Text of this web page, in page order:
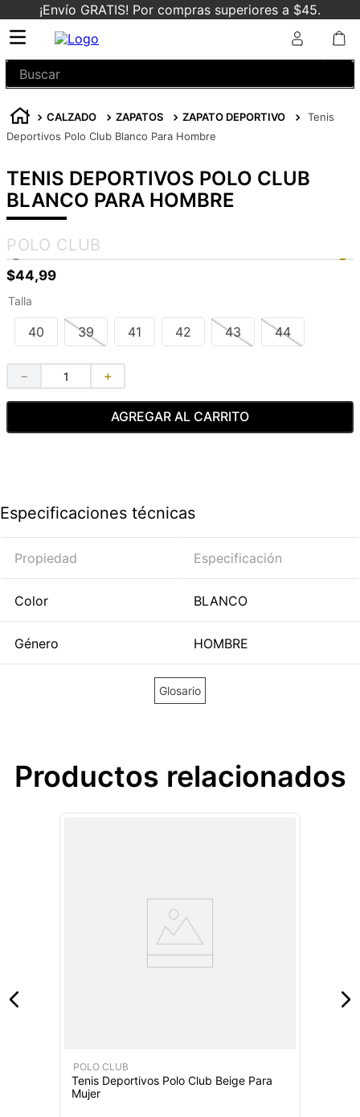
¡Envío GRATIS! Por compras superiores a $45.
Buscar
CALZADO ZAPATOS ZAPATO DEPORTIVO
Tenis
Deportivos Polo Club Blanco Para Hombre
TENIS DEPORTIVOS POLO CLUB
BLANCO PARA HOMBRE
POLO CLUB
$44,99
Talla
40 39 41 42 43 44
＋
－
AGREGAR AL CARRITO
Especificaciones técnicas
Propiedad Especificación
Color BLANCO
Género HOMBRE
Glosario
Productos relacionados
POLO CLUB
Tenis Deportivos Polo Club Beige Para
Mujer